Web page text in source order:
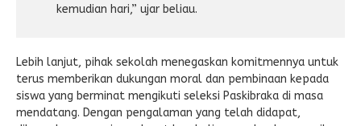
kemudian hari,” ujar beliau.
Lebih lanjut, pihak sekolah menegaskan komitmennya untuk
terus memberikan dukungan moral dan pembinaan kepada
siswa yang berminat mengikuti seleksi Paskibraka di masa
mendatang. Dengan pengalaman yang telah didapat,